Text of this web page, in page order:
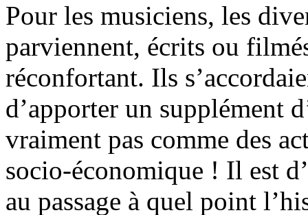
Pour les musiciens, les
parviennent, écrits ou
réconfortant. Ils
d’apporter un supplément
vraiment pas comme des
socio-économique ! Il est
au passage à quel point